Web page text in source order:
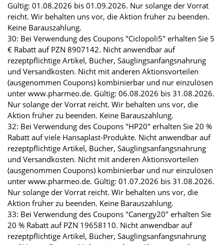
Gültig: 01.08.2026 bis 01.09.2026. Nur solange der Vorrat
reicht. Wir behalten uns vor, die Aktion früher zu beenden.
Keine Barauszahlung.
30: Bei Verwendung des Coupons "Ciclopoli5" erhalten Sie 5
€ Rabatt auf PZN 8907142. Nicht anwendbar auf
rezeptpflichtige Artikel, Bücher, Säuglingsanfangsnahrung
und Versandkosten. Nicht mit anderen Aktionsvorteilen
(ausgenommen Coupons) kombinierbar und nur einzulösen
unter www.pharmeo.de. Gültig: 06.08.2026 bis 31.08.2026.
Nur solange der Vorrat reicht. Wir behalten uns vor, die
Aktion früher zu beenden. Keine Barauszahlung.
32: Bei Verwendung des Coupons "HP20" erhalten Sie 20 %
Rabatt auf viele Hansaplast-Produkte. Nicht anwendbar auf
rezeptpflichtige Artikel, Bücher, Säuglingsanfangsnahrung
und Versandkosten. Nicht mit anderen Aktionsvorteilen
(ausgenommen Coupons) kombinierbar und nur einzulösen
unter www.pharmeo.de. Gültig: 01.07.2026 bis 31.08.2026.
Nur solange der Vorrat reicht. Wir behalten uns vor, die
Aktion früher zu beenden. Keine Barauszahlung.
33: Bei Verwendung des Coupons "Canergy20" erhalten Sie
20 % Rabatt auf PZN 19658110. Nicht anwendbar auf
rezeptpflichtige Artikel, Bücher, Säuglingsanfangsnahrung